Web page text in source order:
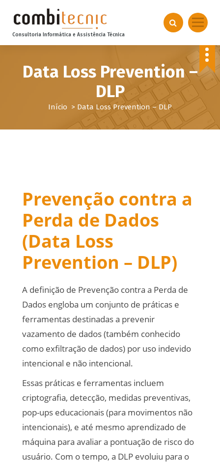
t
Consultoria Informática e Assistência Técnica
Data Loss Prevention –
DLP
Início > Data Loss Prevention – DLP
Prevenção contra a
Perda de Dados
(Data Loss
Prevention – DLP)
A definição de Prevenção contra a Perda de
Dados engloba um conjunto de práticas e
ferramentas destinadas a prevenir
vazamento de dados (também conhecido
como exfiltração de dados) por uso indevido
intencional e não intencional.
Essas práticas e ferramentas incluem
criptografia, detecção, medidas preventivas,
pop-ups educacionais (para movimentos não
intencionais), e até mesmo aprendizado de
máquina para avaliar a pontuação de risco do
usuário. Com o tempo, a DLP evoluiu para o